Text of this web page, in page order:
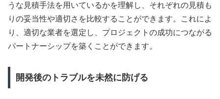
うな見積手法を用いているかを理解し、それぞれの見積も
りの妥当性や適切さを比較することができます。これによ
り、適切な業者を選定し、プロジェクトの成功につながる
パートナーシップを築くことができます。
開発後のトラブルを未然に防げる